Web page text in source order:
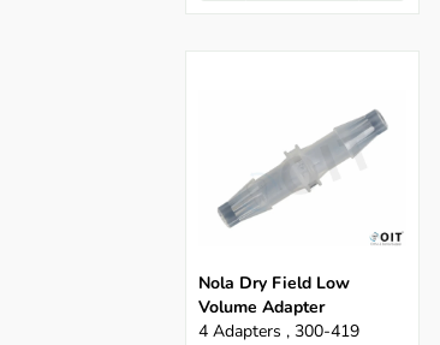
Nola Dry Field Low
Volume Adapter
4 Adapters , 300-419